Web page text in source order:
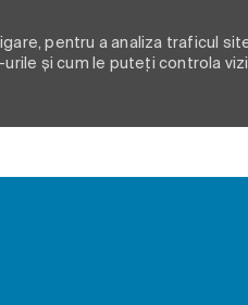
pentru a analiza traficul
și cum le puteți controla